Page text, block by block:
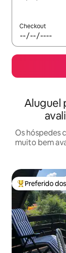
Checkout
Aluguel
Os hóspedes
muito bem
Entre os
Preferido